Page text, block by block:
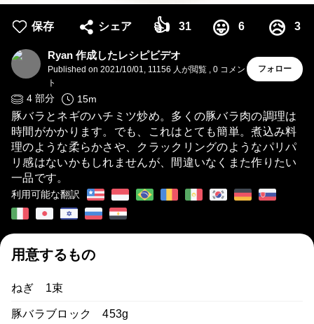
保存 シェア 👍 31 😛 6 😥 3
Ryan 作成したレシピビデオ
Published on 2021/10/01, 11156 人が閲覧 , 0 コメン
ト
フォロー
4 部分 15m
豚バラとネギのハチミツ炒め。多くの豚バラ肉の調理は
時間がかかります。でも、これはとても簡単。煮込み料
理のような柔らかさや、クラックリングのようなパリパ
リ感はないかもしれませんが、間違いなくまた作りたい
一品です。
利用可能な翻訳
用意するもの
ねぎ 1束
豚バラブロック 453g